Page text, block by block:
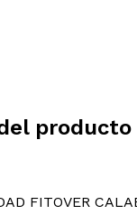
producto
FITOVER